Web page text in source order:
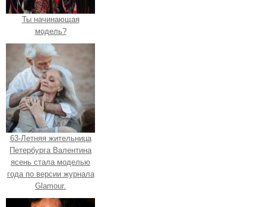
Ты начинающая
модель?
63-Летняя жительница
Петербурга Валентина
ясень стала моделью
года по версии журнала
Glamour.